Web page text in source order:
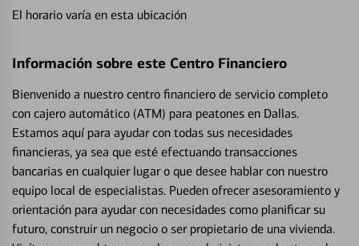
El horario varía en esta ubicación
Información sobre este Centro Financiero
Bienvenido a nuestro centro financiero de servicio completo
con cajero automático (ATM) para peatones en Dallas.
Estamos aquí para ayudar con todas sus necesidades
financieras, ya sea que esté efectuando transacciones
bancarias en cualquier lugar o que desee hablar con nuestro
equipo local de especialistas. Pueden ofrecer asesoramiento y
orientación para ayudar con necesidades como planificar su
futuro, construir un negocio o ser propietario de una vivienda.